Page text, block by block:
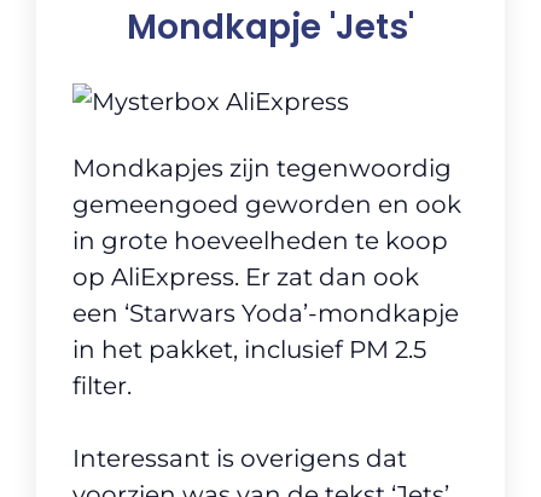
Mondkapje 'Jets'
Mondkapjes zijn tegenwoordig
gemeengoed geworden en ook
in grote hoeveelheden te koop
op AliExpress. Er zat dan ook
een ‘Starwars Yoda’-mondkapje
in het pakket, inclusief PM 2.5
filter.
Interessant is overigens dat